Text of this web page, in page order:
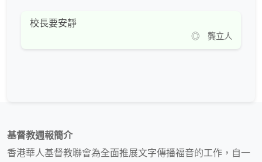
校長要安靜
◎ 龔立人
基督教週報簡介
香港華人基督教聯會為全面推展文字傳播福音的工作，自一